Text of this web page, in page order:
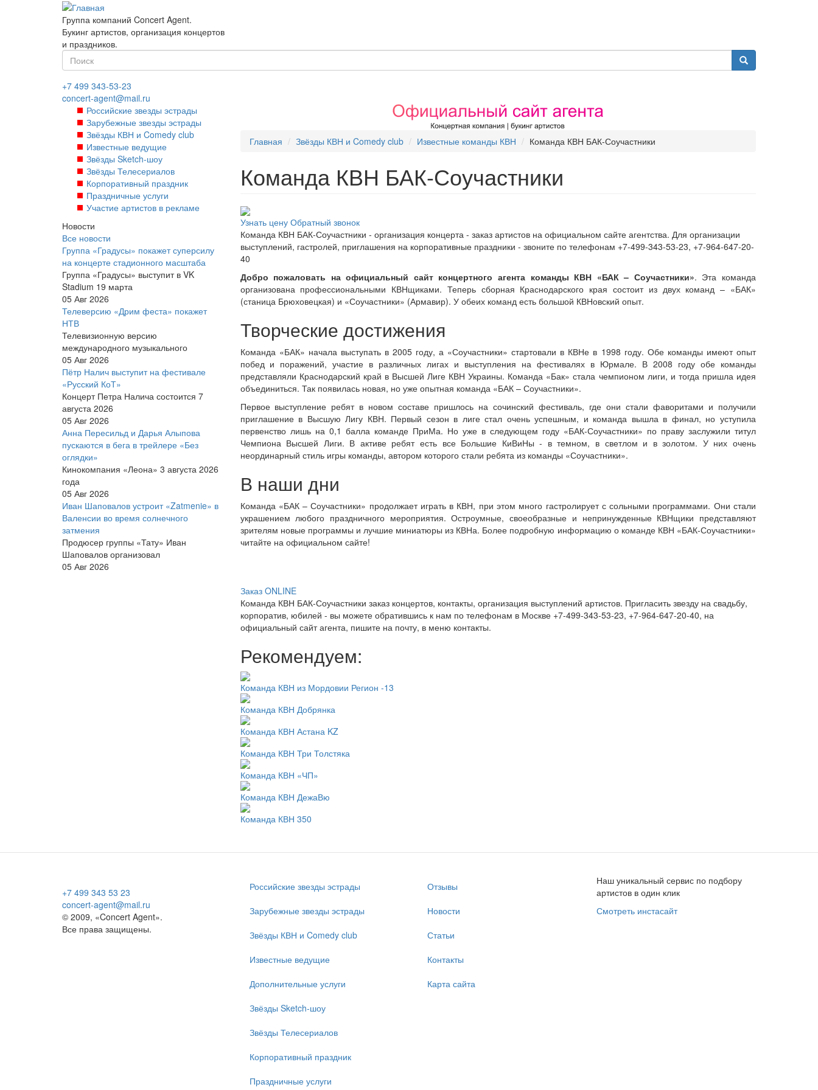
Группа компаний Concert Agent.
Букинг артистов, организация концертов
и праздников.
Форма
поиска
+7 499 343-53-23
concert-agent@mail.ru
Российские звезды эстрады
Зарубежные звезды эстрады
Звёзды КВН и Comedy club
Известные ведущие
Звёзды Sketch-шоу
Звёзды Телесериалов
Корпоративный праздник
Праздничные услуги
Участие артистов в рекламе
Новости
Все новости
Группа «Градусы» покажет суперсилу
на концерте стадионного масштаба
Группа «Градусы» выступит в VK
Stadium 19 марта
05 Авг 2026
Телеверсию «Дрим феста» покажет
НТВ
Телевизионную версию
международного музыкального
05 Авг 2026
Пётр Налич выступит на фестивале
«Русский КоТ»
Концерт Петра Налича состоится 7
августа 2026
05 Авг 2026
Анна Пересильд и Дарья Алыпова
пускаются в бега в трейлере «Без
оглядки»
Кинокомпания «Леона» 3 августа 2026
года
05 Авг 2026
Иван Шаповалов устроит «Zatmenie» в
Валенсии во время солнечного
затмения
Продюсер группы «Тату» Иван
Шаповалов организовал
05 Авг 2026
Главная Звёзды КВН и Comedy club Известные команды КВН Команда КВН БАК-Соучастники
Команда КВН БАК-Соучастники
Узнать цену Обратный звонок
Команда КВН БАК-Соучастники - организация концерта - заказ артистов на официальном сайте агентства. Для организации
выступлений, гастролей, приглашения на корпоративные праздники - звоните по телефонам +7-499-343-53-23, +7-964-647-20-
40
Добро пожаловать на официальный сайт концертного агента команды КВН «БАК – Соучастники». Эта команда
организована профессиональными КВНщиками. Теперь сборная Краснодарского края состоит из двух команд – «БАК»
(станица Брюховецкая) и «Соучастники» (Армавир). У обеих команд есть большой КВНовский опыт.
Творческие достижения
Команда «БАК» начала выступать в 2005 году, а «Соучастники» стартовали в КВНе в 1998 году. Обе команды имеют опыт
побед и поражений, участие в различных лигах и выступления на фестивалях в Юрмале. В 2008 году обе команды
представляли Краснодарский край в Высшей Лиге КВН Украины. Команда «Бак» стала чемпионом лиги, и тогда пришла идея
объединиться. Так появилась новая, но уже опытная команда «БАК – Соучастники».
Первое выступление ребят в новом составе пришлось на сочинский фестиваль, где они стали фаворитами и получили
приглашение в Высшую Лигу КВН. Первый сезон в лиге стал очень успешным, и команда вышла в финал, но уступила
первенство лишь на 0,1 балла команде ПриМа. Но уже в следующем году «БАК-Соучастники» по праву заслужили титул
Чемпиона Высшей Лиги. В активе ребят есть все Большие КиВиНы - в темном, в светлом и в золотом. У них очень
неординарный стиль игры команды, автором которого стали ребята из команды «Соучастники».
В наши дни
Команда «БАК – Соучастники» продолжает играть в КВН, при этом много гастролирует с сольными программами. Они стали
украшением любого праздничного мероприятия. Остроумные, своеобразные и непринужденные КВНщики представляют
зрителям новые программы и лучшие миниатюры из КВНа. Более подробную информацию о команде КВН «БАК-Соучастники»
читайте на официальном сайте!
Заказ ONLINE
Команда КВН БАК-Соучастники заказ концертов, контакты, организация выступлений артистов. Пригласить звезду на свадьбу,
корпоратив, юбилей - вы можете обратившись к нам по телефонам в Москве +7-499-343-53-23, +7-964-647-20-40, на
официальный сайт агента, пишите на почту, в меню контакты.
Рекомендуем:
Команда КВН из Мордовии Регион -13
Команда КВН Добрянка
Команда КВН Астана KZ
Команда КВН Три Толстяка
Команда КВН «ЧП»
Команда КВН ДежаВю
Команда КВН 350
+7 499 343 53 23
concert-agent@mail.ru
© 2009, «Concert Agent».
Все права защищены.
Российские звезды эстрады
Зарубежные звезды эстрады
Звёзды КВН и Comedy club
Известные ведущие
Дополнительные услуги
Звёзды Sketch-шоу
Звёзды Телесериалов
Корпоративный праздник
Праздничные услуги
Отзывы
Новости
Статьи
Контакты
Карта сайта
Наш уникальный сервис по подбору
артистов в один клик
Смотреть инстасайт